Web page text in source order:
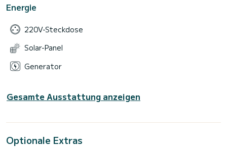
Energie
220V-Steckdose
Solar-Panel
Generator
Gesamte Ausstattung anzeigen
Optionale Extras